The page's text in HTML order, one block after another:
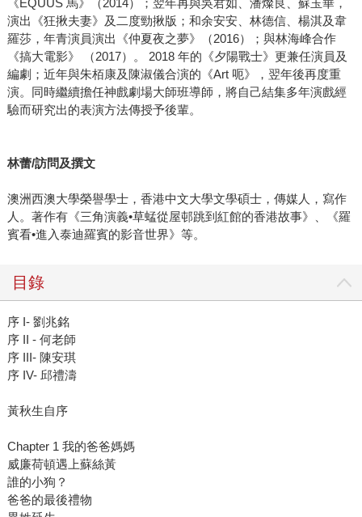
《EQUUS 馬》（2014）；翌年再與吳君如、潘燦良、蘇玉華，
演出《狂揪夫妻》及二度勁揪版；和余安安、林德信、楊淇及韋
羅莎，年青演員演出《仲夏夜之夢》（2016）；與林海峰合作
《搞大電影》 （2017）。 2018 年的《夕陽戰士》更兼任演員及
編劇；近年與朱栢康及陳淑儀合演的《Art 呃》，翌年後再度重
演。同時繼續擔任神戲劇場大師班導師，將自己結集多年演戲經
驗而研究出的表演方法傳授予後輩。
林蕾/訪問及撰文
澳洲西澳大學榮譽學士，香港中文大學文學碩士，傳媒人，寫作
人。著作有《三角演義•草蜢從屋邨跳到紅館的香港故事》、《羅
賓看•進入泰迪羅賓的影音世界》等。
目錄
序 I- 劉兆銘
序 II - 何老師
序 III- 陳安琪
序 IV- 邱禮濤
黃秋生自序
Chapter 1 我的爸爸媽媽
威廉荷頓遇上蘇絲黃
誰的小狗？
爸爸的最後禮物